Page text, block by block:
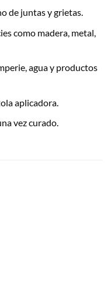
de juntas y grietas.
como madera, metal,
agua y productos
aplicadora.
vez curado.